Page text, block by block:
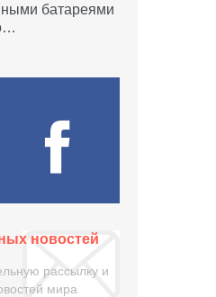
батареями
новостей
рассылку и
мира